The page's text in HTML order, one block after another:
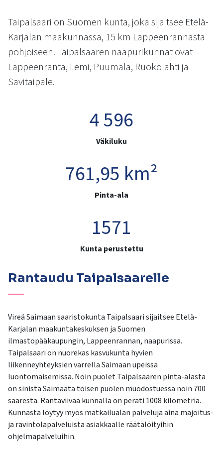
pyyhkäisyliikkeitä.
Taipalsaari on Suomen kunta, joka sijaitsee Etelä-
Karjalan maakunnassa, 15 km Lappeenrannasta
pohjoiseen. Taipalsaaren naapurikunnat ovat
Lappeenranta, Lemi, Puumala, Ruokolahti ja
Savitaipale.
4 596
Väkiluku
761,95 km²
Pinta-ala
1571
Kunta perustettu
Rantaudu Taipalsaarelle
Vireä Saimaan saaristokunta Taipalsaari sijaitsee Etelä-
Karjalan maakuntakeskuksen ja Suomen
ilmastopääkaupungin, Lappeenrannan, naapurissa.
Taipalsaari on nuorekas kasvukunta hyvien
liikenneyhteyksien varrella Saimaan upeissa
luontomaisemissa. Noin puolet Taipalsaaren pinta-alasta
on sinistä Saimaata toisen puolen muodostuessa noin 700
saaresta. Rantaviivaa kunnalla on peräti 1008 kilometriä.
Kunnasta löytyy myös matkailualan palveluja aina majoitus-
ja ravintolapalveluista asiakkaalle räätälöityihin
ohjelmapalveluihin.